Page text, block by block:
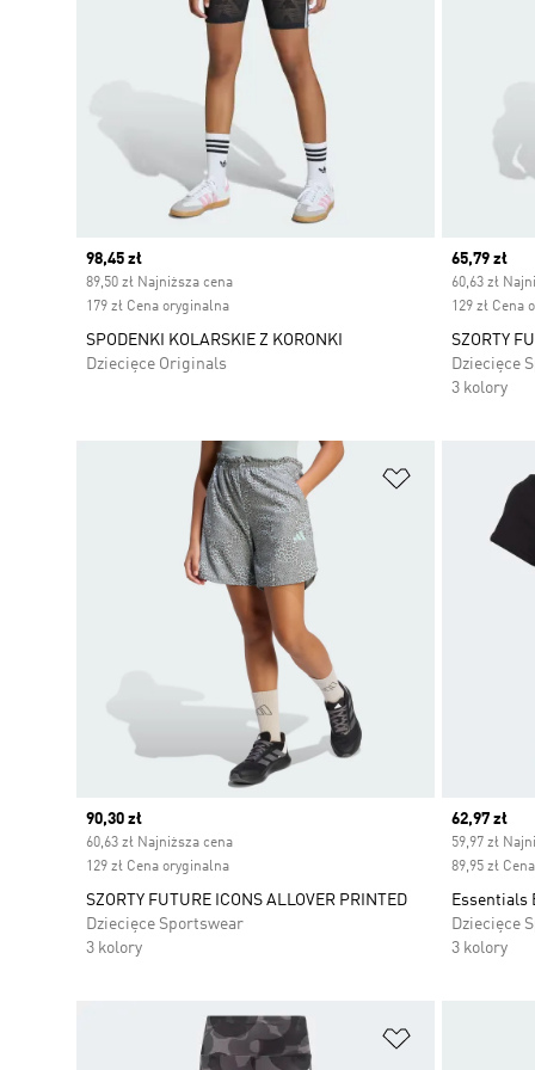
Current price
98,45 zł
89,50 zł Najniższa cena
179 zł Cena oryginalna
SPODENKI KOLARSKIE Z KORONKI
Dziecięce Originals
Current
65,79 zł
60,63 zł
129 zł Cena
SZORTY
Dziecięce
3 kolory
Dodaj do listy
Current price
90,30 zł
60,63 zł Najniższa cena
129 zł Cena oryginalna
SZORTY FUTURE ICONS ALLOVER PRINTED
Dziecięce Sportswear
3 kolory
Current
62,97 zł
59,97 zł
89,95 zł
Essentials
Dziecięce
3 kolory
Dodaj do listy